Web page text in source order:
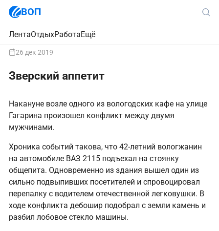
ВОП
ЛентаОтдыхРаботаЕщё
26 дек 2019
Зверский аппетит
Накануне возле одного из вологодских кафе на улице
Гагарина произошел конфликт между двумя
мужчинами.
Хроника событий такова, что 42-летний вологжанин
на автомобиле ВАЗ 2115 подъехал на стоянку
общепита. Одновременно из здания вышел один из
сильно подвыпивших посетителей и спровоцировал
перепалку с водителем отечественной легковушки. В
ходе конфликта дебошир подобрал с земли камень и
разбил лобовое стекло машины.